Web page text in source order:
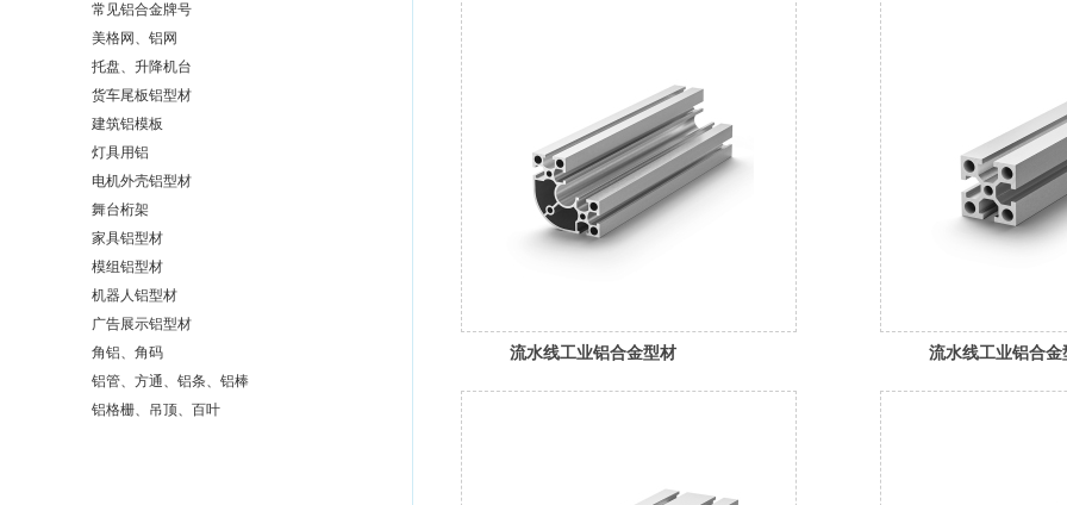
常见铝合金牌号
美格网、铝网
托盘、升降机台
货车尾板铝型材
建筑铝模板
灯具用铝
电机外壳铝型材
舞台桁架
家具铝型材
模组铝型材
机器人铝型材
广告展示铝型材
角铝、角码
铝管、方通、铝条、铝棒
铝格栅、吊顶、百叶
流水线工业铝合金型材 流水线工业铝合金